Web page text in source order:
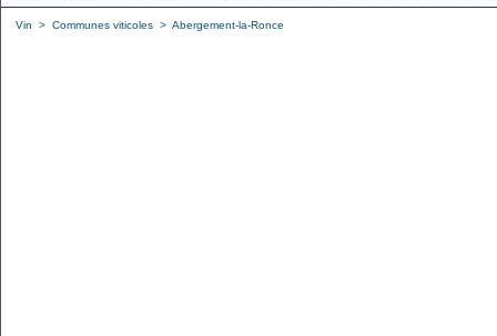
Vin > Communes viticoles > Abergement-la-Ronce